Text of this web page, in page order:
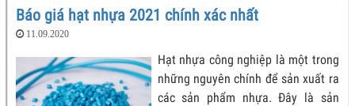
Báo giá hạt nhựa 2021 chính xác nhất
11.09.2020
Hạt nhựa công nghiệp là một trong
những nguyên chính để sản xuất ra
các sản phẩm nhựa. Đây là sản